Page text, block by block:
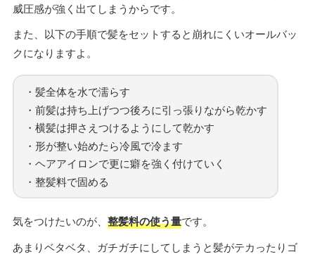
威圧感が強く出てしまうからです。
また、以下の手順で髪をセットすると崩れにくいオールバッ
クになりますよ。
・髪全体を水で濡らす
・前髪は持ち上げつつ後ろに引っ張りながら乾かす
・横髪は押さえつけるようにして乾かす
・形が整い始めたら冷風で冷ます
・ヘアアイロンで更に癖を強く付けていく
・整髪料で固める
気をつけたいのが、 整髪料の使う量です。
あまりベタベタ、ガチガチにしてしまうと髪がテカったりゴ